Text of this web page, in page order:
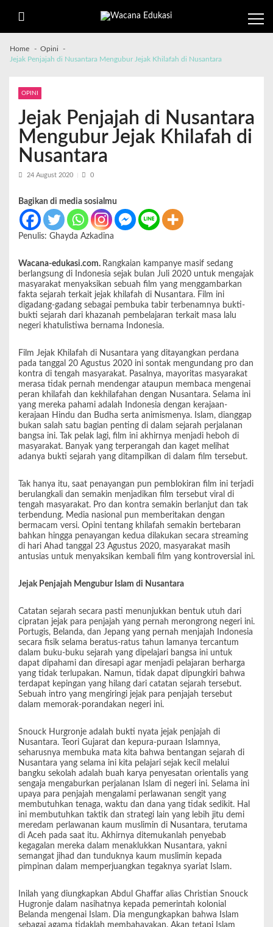
Home
Opini
Jejak Penjajah di Nusantara Mengubur Jejak Khilafah di Nusantara
OPINI
Jejak Penjajah di Nusantara
Mengubur Jejak Khilafah di
Nusantara
24 August 2020 0
Bagikan di media sosialmu
Penulis: Ghayda Azkadina
Wacana-edukasi.com. Rangkaian kampanye masif sedang
berlangsung di Indonesia sejak bulan Juli 2020 untuk mengajak
masyarakat menyaksikan sebuah film yang menggambarkan
fakta sejarah terkait jejak khilafah di Nusantara. Film ini
digadang-gadang sebagai pembuka tabir terbenamnya bukti-
bukti sejarah dari khazanah pembelajaran terkait masa lalu
negeri khatulistiwa bernama Indonesia.
Film Jejak Khilafah di Nusantara yang ditayangkan perdana
pada tanggal 20 Agustus 2020 ini sontak mengundang pro dan
kontra di tengah masyarakat. Pasalnya, mayoritas masyarakat
merasa tidak pernah mendengar ataupun membaca mengenai
peran khilafah dan kekhilafahan dengan Nusantara. Selama ini
yang mereka pahami adalah Indonesia dengan kerajaan-
kerajaan Hindu dan Budha serta animismenya. Islam, dianggap
bukan salah satu bagian penting di dalam sejarah perjalanan
bangsa ini. Tak pelak lagi, film ini akhirnya menjadi heboh di
masyarakat. Banyak yang terperangah dan kaget melihat
adanya bukti sejarah yang ditampilkan di dalam film tersebut.
Tak hanya itu, saat penayangan pun pemblokiran film ini terjadi
berulangkali dan semakin menjadikan film tersebut viral di
tengah masyarakat. Pro dan kontra semakin berlanjut dan tak
terbendung. Media nasional pun memberitakan dengan
bermacam versi. Opini tentang khilafah semakin bertebaran
bahkan hingga penayangan kedua dilakukan secara streaming
di hari Ahad tanggal 23 Agustus 2020, masyarakat masih
antusias untuk menyaksikan kembali film yang kontroversial ini.
Jejak Penjajah Mengubur Islam di Nusantara
Catatan sejarah secara pasti menunjukkan bentuk utuh dari
cipratan jejak para penjajah yang pernah merongrong negeri ini.
Portugis, Belanda, dan Jepang yang pernah menjajah Indonesia
secara fisik selama beratus-ratus tahun lamanya tercantum
dalam buku-buku sejarah yang dipelajari bangsa ini untuk
dapat dipahami dan diresapi agar menjadi pelajaran berharga
yang tidak terlupakan. Namun, tidak dapat dipungkiri bahwa
terdapat kepingan yang hilang dari catatan sejarah tersebut.
Sebuah intro yang mengiringi jejak para penjajah tersebut
dalam memorak-porandakan negeri ini.
Snouck Hurgronje adalah bukti nyata jejak penjajah di
Nusantara. Teori Gujarat dan kepura-puraan Islamnya,
seharusnya membuka mata kita bahwa bentangan sejarah di
Nusantara yang selama ini kita pelajari sejak kecil melalui
bangku sekolah adalah buah karya penyesatan orientalis yang
sengaja mengaburkan perjalanan Islam di negeri ini. Selama ini
upaya para penjajah mengalami perlawanan sengit yang
membutuhkan tenaga, waktu dan dana yang tidak sedikit. Hal
ini membutuhkan taktik dan strategi lain yang lebih jitu demi
meredam perlawanan kaum muslimin di Nusantara, terutama
di Aceh pada saat itu. Akhirnya ditemukanlah penyebab
kegagalan mereka dalam menaklukkan Nusantara, yakni
semangat jihad dan tunduknya kaum muslimin kepada
pimpinan dalam memperjuangkan tegaknya syariat Islam.
Inilah yang diungkapkan Abdul Ghaffar alias Christian Snouck
Hugronje dalam nasihatnya kepada pemerintah kolonial
Belanda mengenai Islam. Dia mengungkapkan bahwa Islam